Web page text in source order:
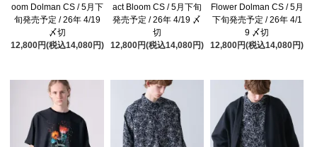
oom Dolman CS / 5月下
旬発売予定 / 26年 4/19
〆切
12,800円(税込14,080円)
act Bloom CS / 5月下旬
発売予定 / 26年 4/19 〆
切
12,800円(税込14,080円)
Flower Dolman CS / 5月
下旬発売予定 / 26年 4/1
9 〆切
12,800円(税込14,080円)